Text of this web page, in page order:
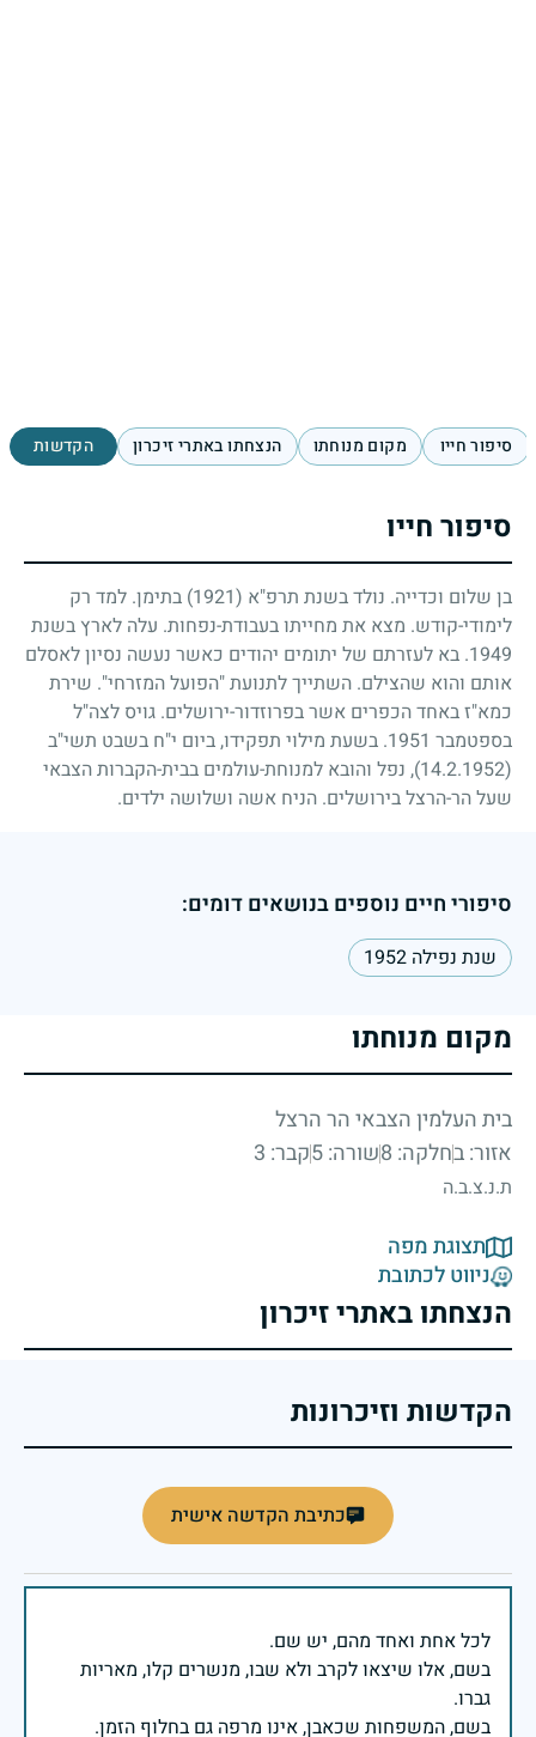
סיפור חייו מקום מנוחתו הנצחתו באתרי זיכרון הקדשות
סיפור חייו
בן שלום וכדייה. נולד בשנת תרפ"א (1921)
בתימן. למד רק
לימודי-קודש. מצא את מחייתו בעבודת-נפחות. עלה לארץ בשנת
1949. בא לעזרתם של יתומים יהודים כאשר נעשה נסיון לאסלם
אותם והוא שהצילם. השתייך לתנועת "הפועל המזרחי". שירת
כמא"ז באחד הכפרים אשר בפרוזדור-ירושלים. גויס לצה"ל
בספטמבר 1951. בשעת מילוי תפקידו, ביום י"ח בשבט תשי"ב
(14.2.1952)
, נפל והובא למנוחת-עולמים בבית-הקברות הצבאי
שעל הר-הרצל בירושלים. הניח אשה ושלושה ילדים.
סיפורי חיים נוספים בנושאים דומים:
שנת נפילה 1952
מקום מנוחתו
בית העלמין הצבאי הר הרצל
אזור: בחלקה: 8 שורה: 5 קבר: 3
ת.נ.צ.ב.ה
תצוגת מפה
ניווט לכתובת
הנצחתו באתרי זיכרון
הקדשות וזיכרונות
כתיבת הקדשה אישית
בשם, אלו שיצאו לקרב ולא שבו, מנשרים קלו, מאריות